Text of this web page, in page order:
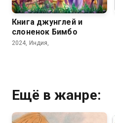
Книга джунглей и
слоненок Бимбо
2024, Индия,
Ещё в жанре: